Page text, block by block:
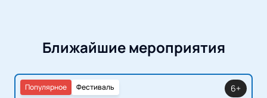
Ближайшие мероприятия
Фестиваль
Популярное
6+